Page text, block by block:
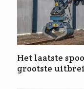
Het laatste
grootste